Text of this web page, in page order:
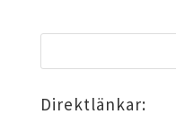
Direktlänkar: